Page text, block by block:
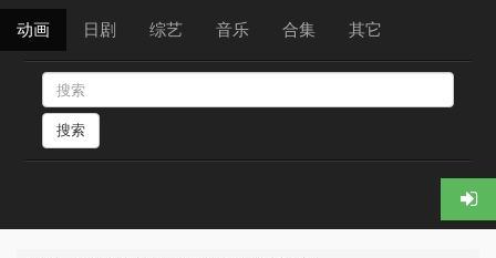
动画 日剧 综艺 音乐 合集 其它
搜索